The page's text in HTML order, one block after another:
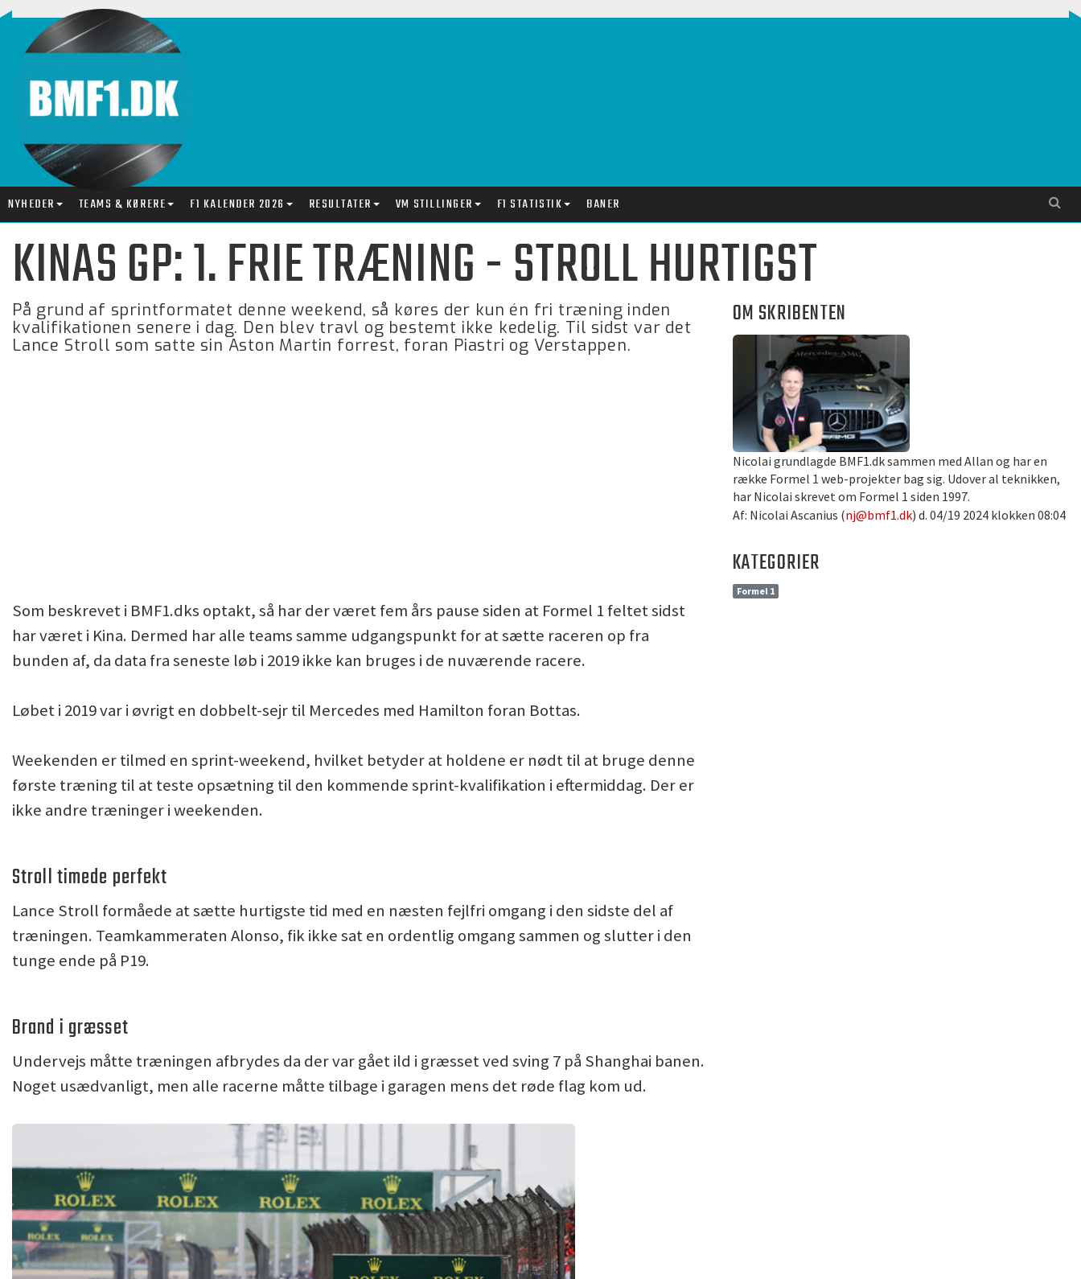
NYHEDER TEAMS & KØRERE F1 KALENDER 2026 RESULTATER VM STILLINGER F1 STATISTIK BANER
KINAS GP: 1. FRIE TRÆNING - STROLL HURTIGST
På grund af sprintformatet denne weekend, så køres der kun én fri træning inden
kvalifikationen senere i dag. Den blev travl og bestemt ikke kedelig. Til sidst var det
Lance Stroll som satte sin Aston Martin forrest, foran Piastri og Verstappen.
OM SKRIBENTEN
Nicolai grundlagde BMF1.dk sammen med Allan og har en
række Formel 1 web-projekter bag sig. Udover al teknikken,
har Nicolai skrevet om Formel 1 siden 1997.
Af: Nicolai Ascanius (nj@bmf1.dk) d. 04/19 2024 klokken 08:04
KATEGORIER
Formel 1
Som beskrevet i BMF1.dks optakt, så har der været fem års pause siden at Formel 1 feltet sidst
har været i Kina. Dermed har alle teams samme udgangspunkt for at sætte raceren op fra
bunden af, da data fra seneste løb i 2019 ikke kan bruges i de nuværende racere.
Løbet i 2019 var i øvrigt en dobbelt-sejr til Mercedes med Hamilton foran Bottas.
Weekenden er tilmed en sprint-weekend, hvilket betyder at holdene er nødt til at bruge denne
første træning til at teste opsætning til den kommende sprint-kvalifikation i eftermiddag. Der er
ikke andre træninger i weekenden.
Stroll timede perfekt
Lance Stroll formåede at sætte hurtigste tid med en næsten fejlfri omgang i den sidste del af
træningen. Teamkammeraten Alonso, fik ikke sat en ordentlig omgang sammen og slutter i den
tunge ende på P19.
Brand i græsset
Undervejs måtte træningen afbrydes da der var gået ild i græsset ved sving 7 på Shanghai banen.
Noget usædvanligt, men alle racerne måtte tilbage i garagen mens det røde flag kom ud.